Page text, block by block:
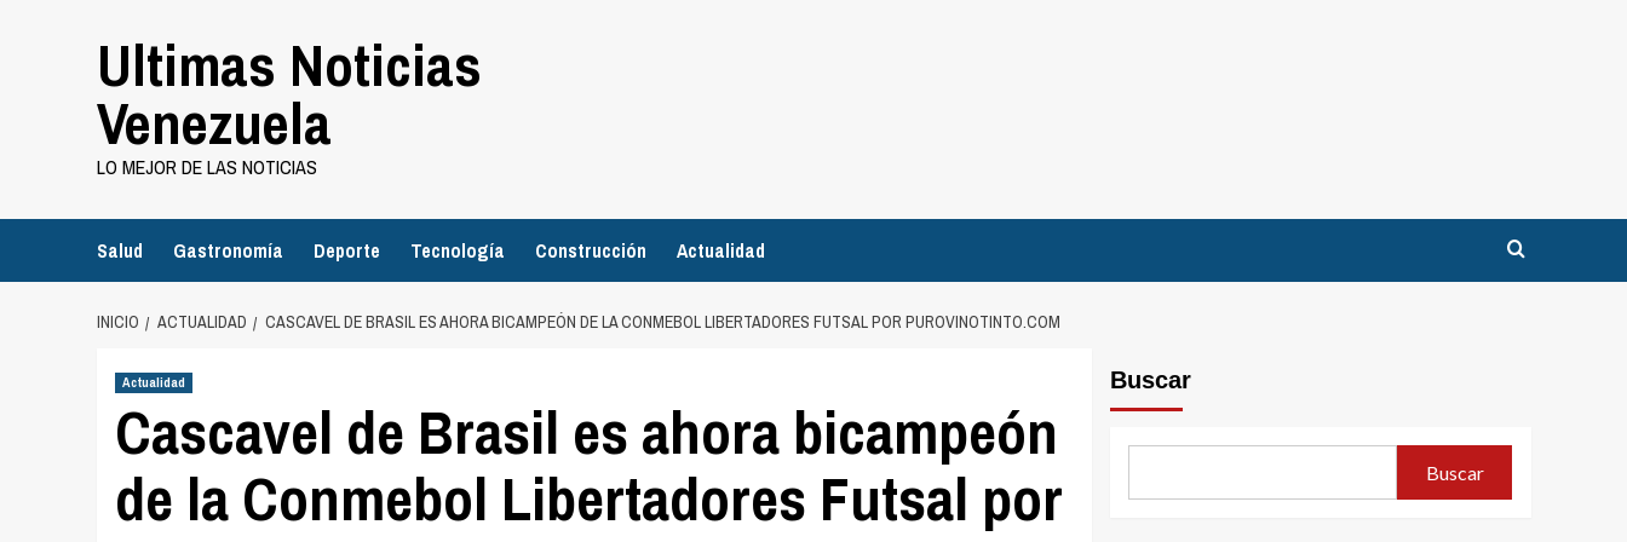
Ultimas Noticias
Venezuela
LO MEJOR DE LAS NOTICIAS
Salud Gastronomía Deporte Tecnología Construcción Actualidad
INICIO ACTUALIDAD CASCAVEL DE BRASIL ES AHORA BICAMPEÓN DE LA CONMEBOL LIBERTADORES FUTSAL POR PUROVINOTINTO.COM
Actualidad
Cascavel de Brasil es ahora bicampeón
de la Conmebol Libertadores Futsal por
Buscar
Buscar